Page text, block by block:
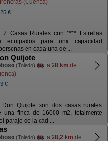
(Cuenca)
25 €
7 Casas Rurales con **** Estrellas
equipados para una capacidad
en cada una de ...
Quijote
(Toledo) a 28 km de
€
Quijote son dos casas rurales
una finca de 16000 m2, totalmente
paraje de la cad ...
(Toledo) a 28,2 km de